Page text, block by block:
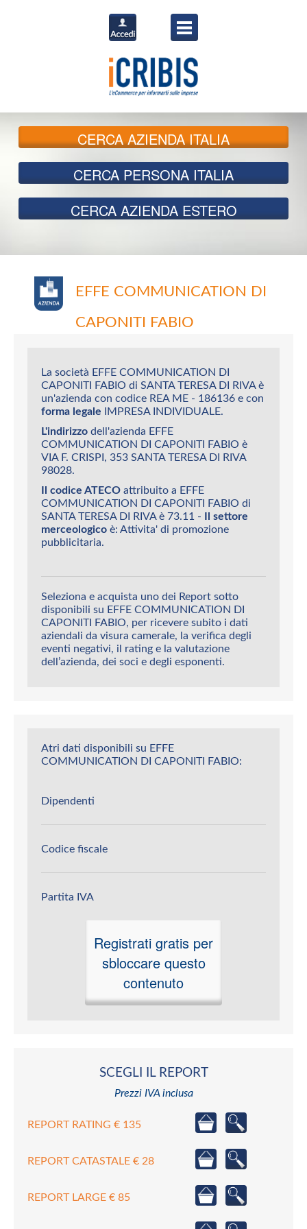
CERCAAZIENDA ITALIA
CERCA PERSONA ITALIA
CERCA AZIENDA ESTERO
EFFE COMMUNICATION DI
CAPONITI FABIO
La società EFFE COMMUNICATION DI
CAPONITI FABIO di SANTA TERESA DI RIVA è
un'azienda con codice REA ME - 186136 e con
forma legale IMPRESA INDIVIDUALE.
L'indirizzo dell'azienda EFFE
COMMUNICATION DI CAPONITI FABIO è
VIA F. CRISPI, 353 SANTA TERESA DI RIVA
98028.
Il codice ATECO attribuito a EFFE
COMMUNICATION DI CAPONITI FABIO di
SANTA TERESA DI RIVA è 73.11 - Il settore
merceologico è: Attivita' di promozione
pubblicitaria.
Seleziona e acquista uno dei Report sotto
disponibili su EFFE COMMUNICATION DI
CAPONITI FABIO, per ricevere subito i dati
aziendali da visura camerale, la verifica degli
eventi negativi, il rating e la valutazione
dell’azienda, dei soci e degli esponenti.
Atri dati disponibili su EFFE
COMMUNICATION DI CAPONITI FABIO:
Dipendenti
Codice fiscale
Partita IVA
Registrati gratis per
sbloccare questo
contenuto
SCEGLI IL REPORT
Prezzi IVA inclusa
REPORT RATING € 135
REPORT CATASTALE € 28
REPORT LARGE € 85